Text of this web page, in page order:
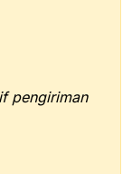
pengiriman